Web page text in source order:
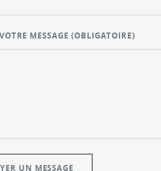
MESSAGE(OBLIGATOIRE)